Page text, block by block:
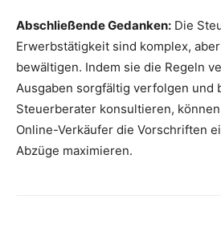
Abschließende Gedanken: Die
Erwerbstätigkeit sind komplex,
bewältigen. Indem sie die Regeln
Ausgaben sorgfältig verfolgen und
Steuerberater konsultieren,
Online-Verkäufer die Vorschriften
Abzüge maximieren.